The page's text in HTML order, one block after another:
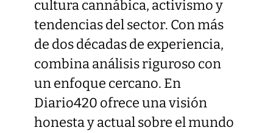
cultura cannábica, activismo y
tendencias del sector. Con más
de dos décadas de experiencia,
combina análisis riguroso con
un enfoque cercano. En
Diario420 ofrece una visión
honesta y actual sobre el mundo